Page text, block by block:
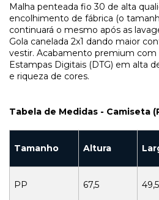
Malha penteada fio 30 de alta
encolhimento de fábrica (o
continuará o mesmo após as
Gola canelada 2x1 dando maior
vestir. Acabamento premium com
Estampas Digitais (DTG) em alta
e riqueza de cores.
Tabela de Medidas - Camiseta
Tamanho Altura
PP 67,5 49,5